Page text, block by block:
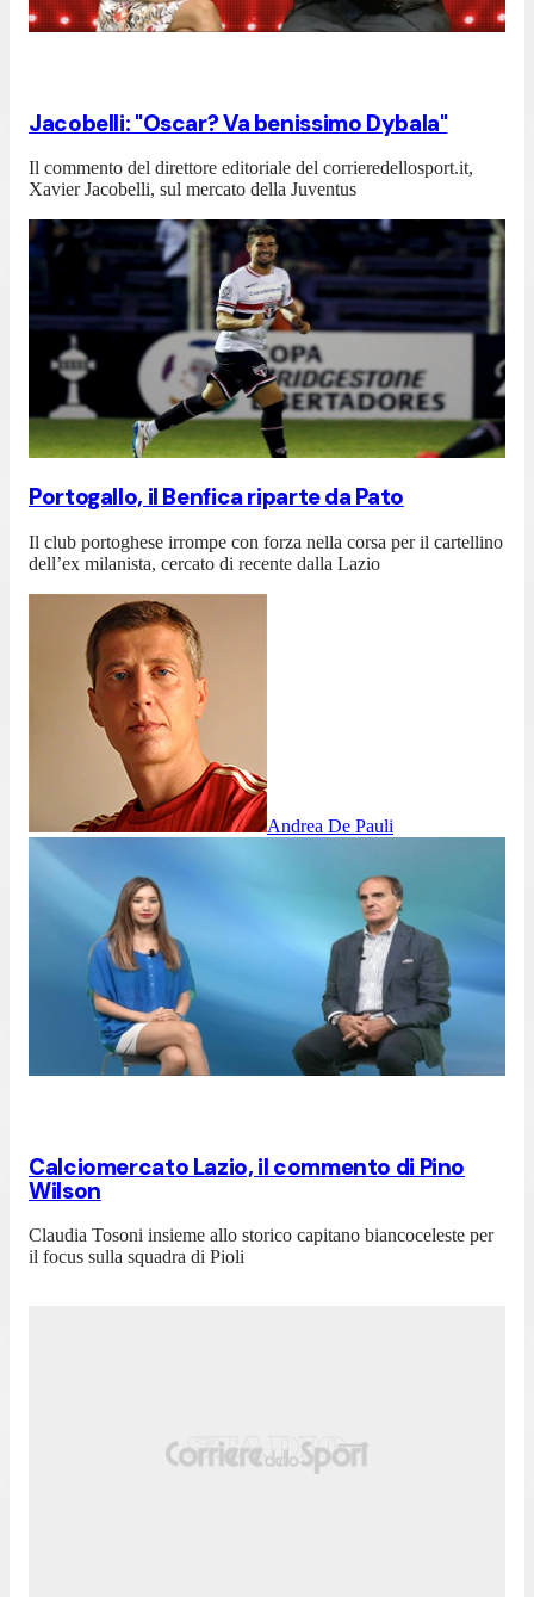
Jacobelli: "Oscar? Va benissimo Dybala"
Il commento del direttore editoriale del corrieredellosport.it,
Xavier Jacobelli, sul mercato della Juventus
Portogallo, il Benfica riparte da Pato
Il club portoghese irrompe con forza nella corsa per il cartellino
dell’ex milanista, cercato di recente dalla Lazio
Andrea De Pauli
Calciomercato Lazio, il commento di Pino
Wilson
Claudia Tosoni insieme allo storico capitano biancoceleste per
il focus sulla squadra di Pioli